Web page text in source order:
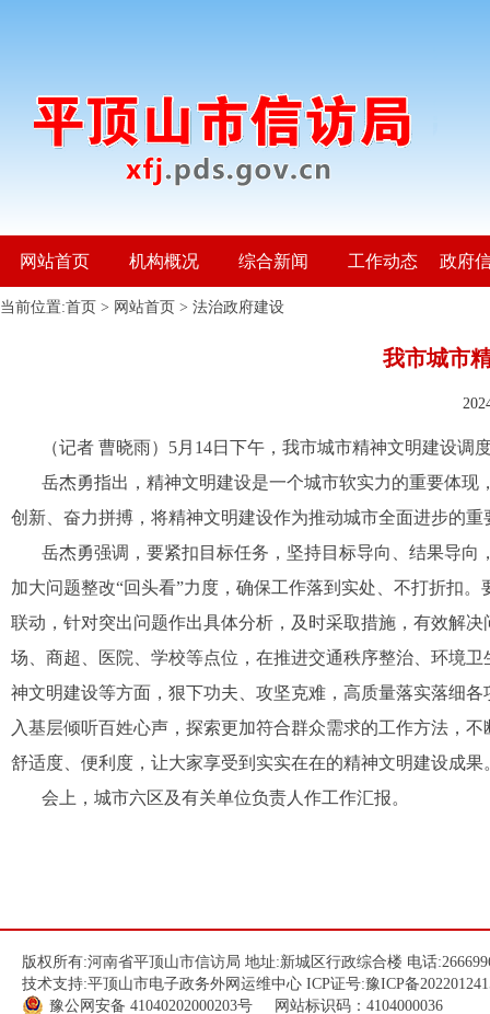
网站首页 机构概况 综合新闻 工作动态 政府
当前位置:首页 > 网站首页 > 法治政府建设
我市城市
（记者 曹晓雨） 5月14日下午，我市城市精神文明建设调
岳杰勇指出，精神文明建设是一个城市软实力的重要体
创新、奋力拼搏，将精神文明建设作为推动城市全面进步的
岳杰勇强调，要紧扣目标任务，坚持目标导向、结果导
加大问题整改“回头看”力度，确保工作落到实处、不打折扣
联动，针对突出问题作出具体分析，及时采取措施，有效解
场、商超、医院、学校等点位，在推进交通秩序整治、环境
神文明建设等方面，狠下功夫、攻坚克难，高质量落实落细
入基层倾听百姓心声，探索更加符合群众需求的工作方法，
舒适度、便利度，让大家享受到实实在在的精神文明建设成果
会上，城市六区及有关单位负责人作工作汇报。
版权所有:河南省平顶山市信访局 地址:新城区行政综合楼 电话
技术支持:平顶山市电子政务外网运维中心 ICP证号:豫ICP备
豫公网安备 41040202000203号 网站标识码：4104000036